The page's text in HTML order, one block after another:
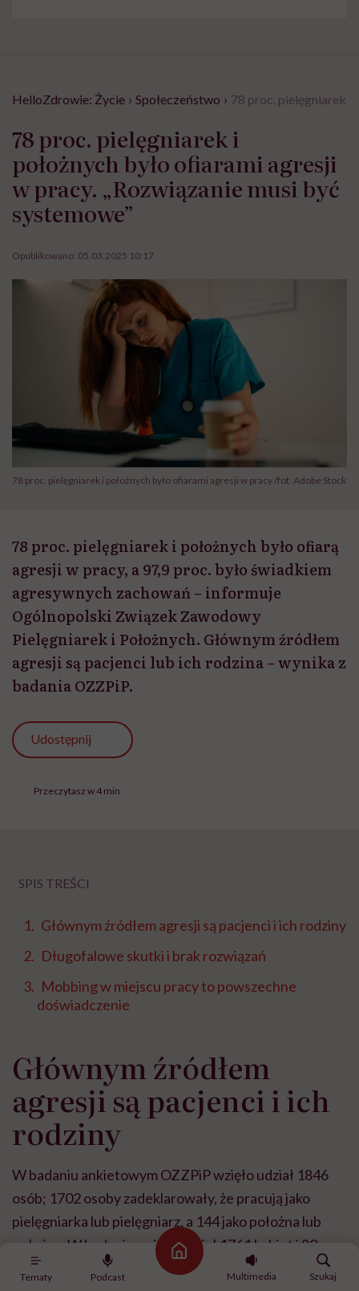
Tematy Podcast
Strona główna
Multimedia
Szukaj
HelloZdrowie: Życie › Społeczeństwo › 78 proc. pielęgniarek i
78 proc. pielęgniarek i
położnych było ofiarami agresji
w pracy. „Rozwiązanie musi być
systemowe”
Opublikowano: 05.03.2025 10:17
78 proc. pielęgniarek i położnych było ofiarami agresji w pracy /fot. Adobe Stock
78 proc. pielęgniarek i położnych było ofiarą
agresji w pracy, a 97,9 proc. było świadkiem
agresywnych zachowań – informuje
Ogólnopolski Związek Zawodowy
Pielęgniarek i Położnych. Głównym źródłem
agresji są pacjenci lub ich rodzina – wynika z
badania OZZPiP.
Udostępnij
Przeczytasz w 4 min
SPIS TREŚCI
Głównym źródłem agresji są pacjenci i ich rodziny
Długofalowe skutki i brak rozwiązań
Mobbing w miejscu pracy to powszechne
doświadczenie
Głównym źródłem
agresji są pacjenci i ich
rodziny
W badaniu ankietowym OZZPiP wzięło udział 1846
osób; 1702 osoby zadeklarowały, że pracują jako
pielęgniarka lub pielęgniarz, a 144 jako położna lub
położny. W badaniu wzięło udział 1761 kobiet i 80
mężczyzn, a 5 osób nie odpowiedziało na pytanie